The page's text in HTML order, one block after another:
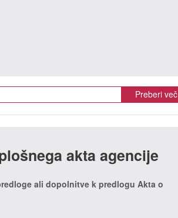
Preberi več
akta agencije
ali dopolnitve k predlogu Akta o